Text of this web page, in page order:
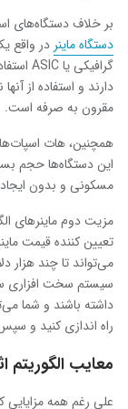
بر خلاف دستگاه‌های
دستگاه ماینر در واقع
گرافیکی یاASIC
دارند و استفاده از
مقرون به صرفه است.
همچنین، هات
این دستگاه‌ها حجم
مسکونی و بدون ایجاد
مزیت دوم ماینرهای
تعیین کننده قیمت
می‌تواند تا چند هزار
سیستم سخت افزاری
داشته باشند و شما
راه اندازی کنید و
معایب
علی رغم همه مزایایی